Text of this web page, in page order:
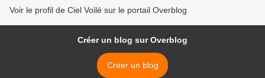
Voir le profil de Ciel Voilé sur le portail Overblog
Créer un blog sur Overblog
Créer un blog